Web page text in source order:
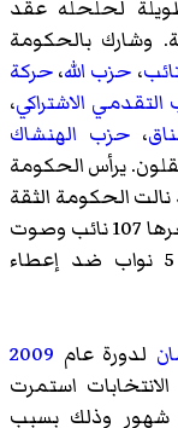
لحلحله عقد
وشارك بالحكومة
، حزب الله،حركة
التقدمي الاشتراكي،
، حزب الهنشاك
يرأس الحكومة
الحكومة الثقة
في الجلسة التي حضرها 107 نائب وصوت
بالثقة للحكومة 100 نائب بينما صوت 5 نواب ضد إعطاء
لدورة عام 2009
استمرت
شهور وذلك بسبب